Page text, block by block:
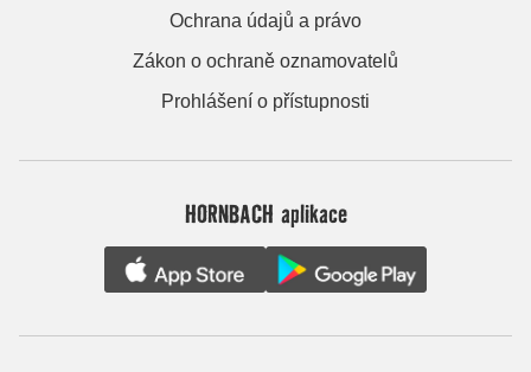
Ochrana údajů a právo
Zákon o ochraně oznamovatelů
Prohlášení o přístupnosti
HORNBACH aplikace